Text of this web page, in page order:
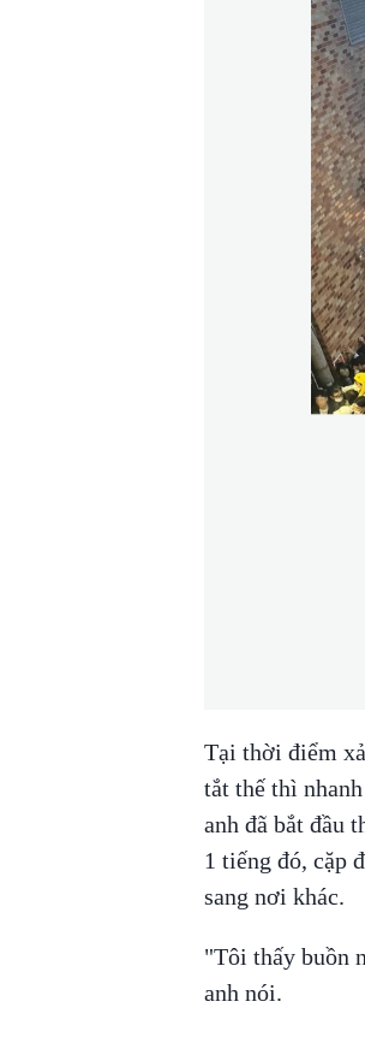
Tại thời điểm
tắt thế thì
anh đã bắt đầu
1 tiếng đó, cặp
sang nơi khác.
"Tôi thấy buồn
anh nói.